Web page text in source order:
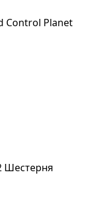
Control Planet
Шестерня